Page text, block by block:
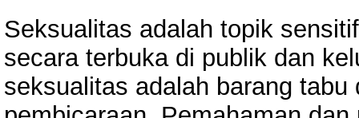
Seksualitas adalah topik
secara terbuka di publik dan
seksualitas adalah barang